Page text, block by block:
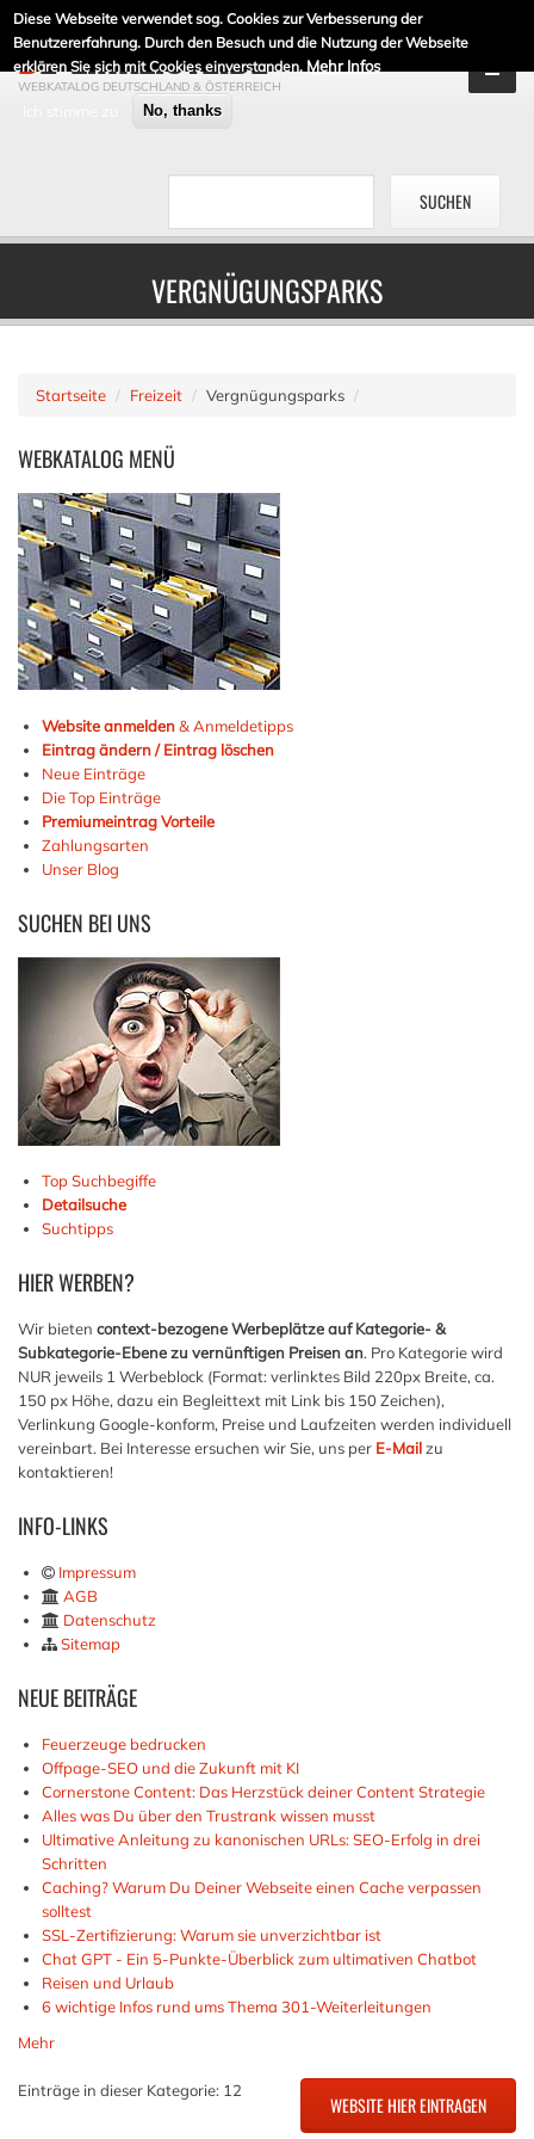
Diese Webseite verwendet sog. Cookies zur Verbesserung der
Benutzererfahrung. Durch den Besuch und die Nutzung der Webseite
erklären Sie sich mit Cookies einverstanden. Mehr Infos
No, thanks
DE-LINKLISTE.DE
WEBKATALOG DEUTSCHLAND & ÖSTERREICH
VERGNÜGUNGSPARKS
Startseite Freizeit Vergnügungsparks
WEBKATALOG MENÜ
Website anmelden& Anmeldetipps
Eintrag ändern / Eintrag löschen
Neue Einträge
Die Top Einträge
Premiumeintrag Vorteile
Zahlungsarten
Unser Blog
SUCHEN BEI UNS
Top Suchbegiffe
Detailsuche
Suchtipps
HIERWERBEN?
Wir bieten context-bezogene Werbeplätze auf Kategorie- &
Subkategorie-Ebene zu vernünftigen Preisen an. Pro Kategorie wird
NUR jeweils 1 Werbeblock (Format: verlinktes Bild 220px Breite, ca.
150 px Höhe, dazu ein Begleittext mit Link bis 150 Zeichen),
Verlinkung Google-konform, Preise und Laufzeiten werden individuell
vereinbart. Bei Interesse ersuchen wir Sie, uns per E-Mailzu
kontaktieren!
INFO-LINKS
Impressum
AGB
Datenschutz
Sitemap
NEUEBEITRÄGE
Feuerzeuge bedrucken
Offpage-SEO und die Zukunft mit KI
Cornerstone Content: Das Herzstück deiner Content Strategie
Alles was Du über den Trustrank wissen musst
Ultimative Anleitung zu kanonischen URLs: SEO-Erfolg in drei
Schritten
Caching? Warum Du Deiner Webseite einen Cache verpassen
solltest
SSL-Zertifizierung: Warum sie unverzichtbar ist
Chat GPT - Ein 5-Punkte-Überblick zum ultimativen Chatbot
Reisen und Urlaub
6 wichtige Infos rund ums Thema 301-Weiterleitungen
Mehr
Einträge in dieser Kategorie: 12